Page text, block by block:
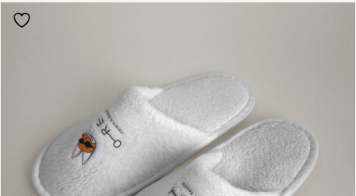
STAŇTE SE KLIENTEM
je jednoduché, stačí podnikat a mít platné IČO.
Kromě snadnějšího procesu objednávek můžete
získat slevy až do výše 25 % v závislosti na velikosti
vašeho zařízení.
Registrovat